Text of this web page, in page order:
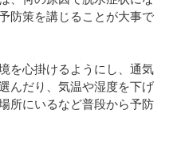
防策を講じることが大事で
を心掛けるようにし、通気
んだり、気温や湿度を下げ
所にいるなど普段から予防